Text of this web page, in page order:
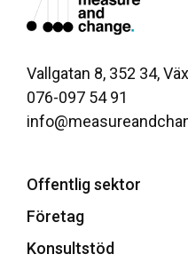
Vallgatan 8, 352 34,
076-097 54 91
Offentlig sektor
Företag
Konsultstöd